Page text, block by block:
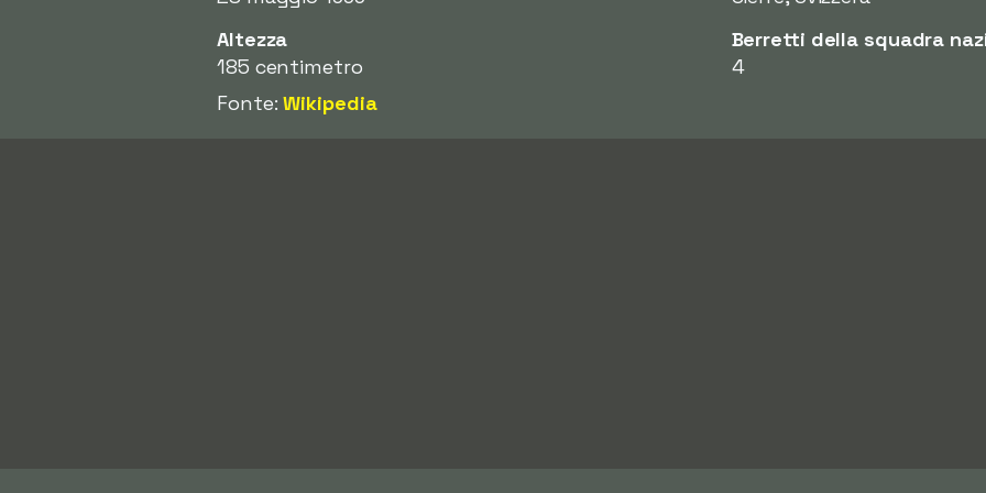
Altezza
185 centimetro
Berretti della squadra
4
Fonte:Wikipedia